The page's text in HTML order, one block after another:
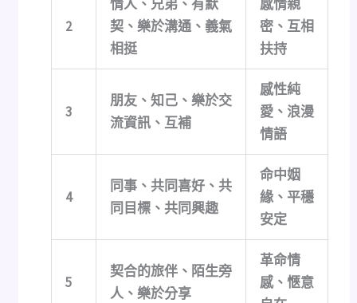
2
情人、兄弟、有默
契、樂於溝通、義氣
相挺
感情親
密、互相
扶持
3
朋友、知己、樂於交
流資訊、互補
感性純
愛、浪漫
情語
4
同事、共同喜好、共
同目標、共同興趣
命中姻
緣、平穩
安定
5
契合的旅伴、陌生旁
人、樂於分享
革命情
感、愜意